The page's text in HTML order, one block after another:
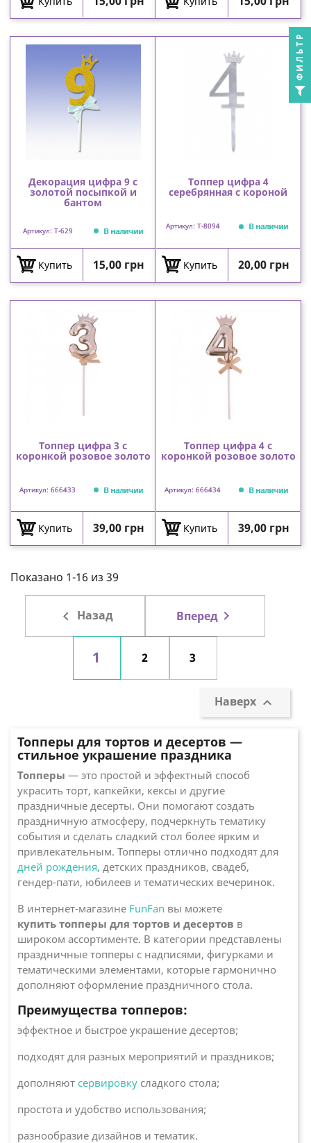
Декорация цифра 9 с
золотой посыпкой и
бантом
Артикул: T-629 В наличии
Купить Цена
15,00 грн
Топпер цифра 4
серебрянная с короной
Артикул: T-8094 В наличии
Купить Цена
20,00 грн
Топпер цифра 3 с
коронкой розовое золото
Артикул: 666433 В наличии
Купить Цена
39,00 грн
Топпер цифра 4 с
коронкой розовое золото
Артикул: 666434 В наличии
Купить Цена
39,00 грн
Показано 1-16 из 39
 Назад
1 2 3
Вперед
Наверх 
Топперы для тортов и десертов —
стильное украшение праздника
Топперы — это простой и эффектный способ
украсить торт, капкейки, кексы и другие
праздничные десерты. Они помогают создать
праздничную атмосферу, подчеркнуть тематику
события и сделать сладкий стол более ярким и
привлекательным. Топперы отлично подходят для
дней рождения, детских праздников, свадеб,
гендер-пати, юбилеев и тематических вечеринок.
В интернет-магазине FunFan вы можете
купить топперы для тортов и десертов в
широком ассортименте. В категории представлены
праздничные топперы с надписями, фигурками и
тематическими элементами, которые гармонично
дополняют оформление праздничного стола.
Преимущества топперов:
эффектное и быстрое украшение десертов;
подходят для разных мероприятий и праздников;
дополняют сервировку сладкого стола;
простота и удобство использования;
разнообразие дизайнов и тематик.
ФИЛЬТР